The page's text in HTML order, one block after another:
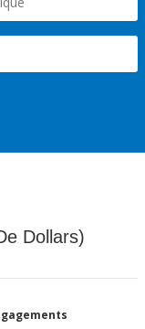
Dollars)